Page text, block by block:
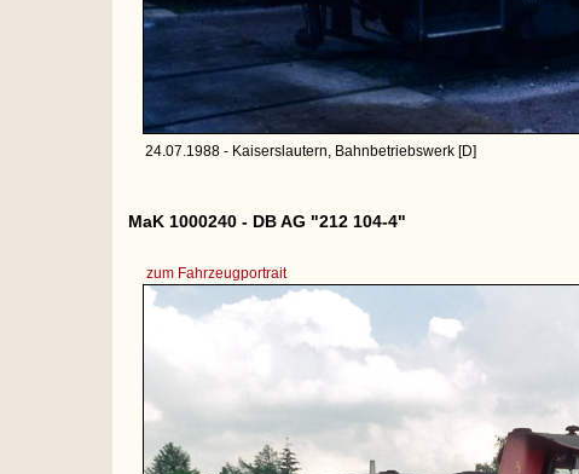
24.07.1988 - Kaiserslautern, Bahnbetriebswerk [D]
MaK 1000240 - DB AG "212 104-4"
zum Fahrzeugportrait